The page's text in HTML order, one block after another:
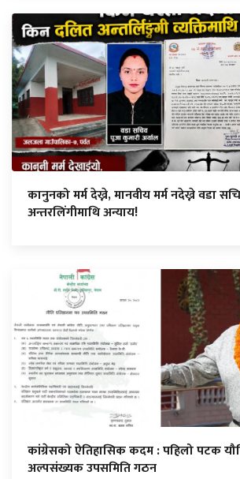
कानुनको मर्म देख्ने, मानवीय मर्म नदेख्ने वडा
अन्तरलिंगीमाथि अन्याय!
कांग्रेसको ऐतिहासिक कदम : पहिलो पटक
अल्पसंख्यक उपसमिति गठन